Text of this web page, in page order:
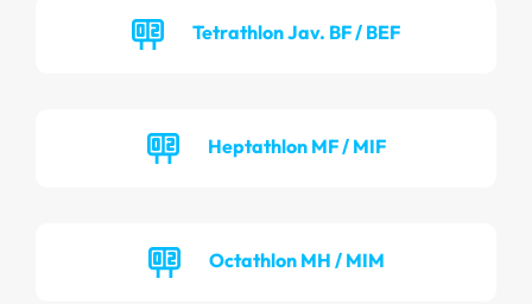
Tetrathlon Jav. BF / BEF
Heptathlon MF / MIF
Octathlon MH / MIM